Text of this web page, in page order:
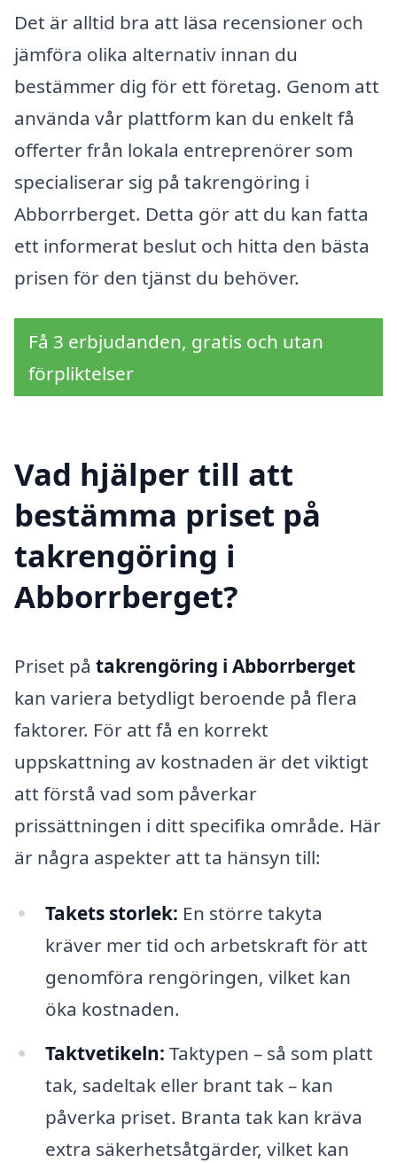
Det är alltid bra att läsa recensioner och
jämföra olika alternativ innan du
bestämmer dig för ett företag. Genom att
använda vår plattform kan du enkelt få
offerter från lokala entreprenörer som
specialiserar sig på takrengöring i
Abborrberget. Detta gör att du kan fatta
ett informerat beslut och hitta den bästa
prisen för den tjänst du behöver.
Få 3 erbjudanden, gratis och utan
förpliktelser
Vad hjälper till att
bestämma priset på
takrengöring i
Abborrberget?
Priset på takrengöring i Abborrberget
kan variera betydligt beroende på flera
faktorer. För att få en korrekt
uppskattning av kostnaden är det viktigt
att förstå vad som påverkar
prissättningen i ditt specifika område. Här
är några aspekter att ta hänsyn till:
Takets storlek: En större takyta
kräver mer tid och arbetskraft för att
genomföra rengöringen, vilket kan
öka kostnaden.
Taktvetikeln: Taktypen – så som platt
tak, sadeltak eller brant tak – kan
påverka priset. Branta tak kan kräva
extra säkerhetsåtgärder, vilket kan